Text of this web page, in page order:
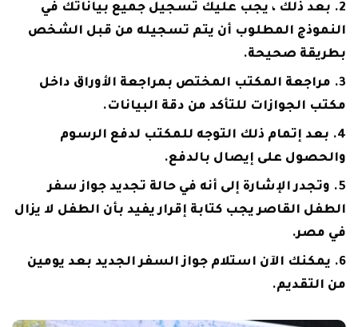
بعد ذلك ، يجب عليك تسجيل جميع بياناتك في
النموذج المطلوب أن يتم تسجيله من قبل الشخص
بطريقة صحيحة.
مراجعة المكتب المختص بمراجعة الأوراق داخل
مكتب الجوازات للتأكد من دقة البيانات.
بعد إتمام ذلك التوجه للمكتب لدفع الرسوم
والحصول على إيصال بالدفع.
وتجدر الإشارة إلى أنه في حالة تجديد جواز سفر
الطفل القاصر يجب كتابة إقرار يفيد بأن الطفل لا يزال
في مصر.
يمكنك الآن استلام جواز السفر الجديد بعد يومين
من التقديم.